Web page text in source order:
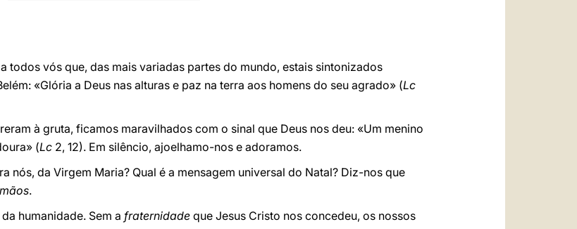
todos vós que, das mais variadas partes do mundo, estais sintonizados
«Glória a Deus nas alturas e paz na terra aos homens do seu agrado» (Lc
à gruta, ficamos maravilhados com o sinal que Deus nos deu: «Um menino
(Lc 2, 12). Em silêncio, ajoelhamo-nos e adoramos.
nós, da Virgem Maria? Qual é a mensagem universal do Natal? Diz-nos que
.
humanidade. Sem a fraternidade que Jesus Cristo nos concedeu, os nossos